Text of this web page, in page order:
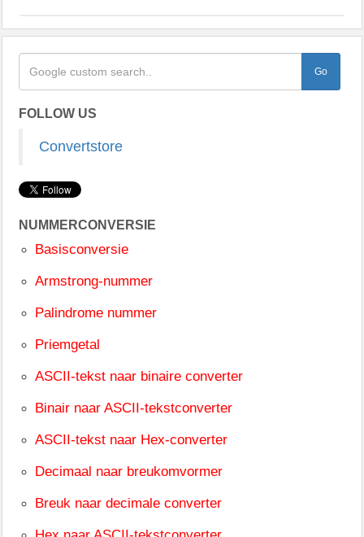
FOLLOW US
Convertstore
NUMMERCONVERSIE
Basisconversie
Armstrong-nummer
Palindrome nummer
Priemgetal
ASCII-tekst naar binaire converter
Binair naar ASCII-tekstconverter
ASCII-tekst naar Hex-converter
Decimaal naar breukomvormer
Breuk naar decimale converter